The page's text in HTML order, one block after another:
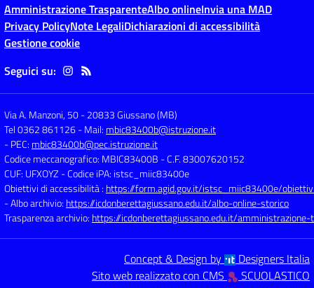
Amministrazione TrasparenteAlbo onlineInvia una MAD
Privacy PolicyNote LegaliDichiarazioni di accessibilità
Gestione cookie
Seguici su:
Via A. Manzoni, 50-20833 Giussano (MB)
Tel 0362 861126- Mail: mbic83400b@istruzione.it
- PEC: mbic83400b@pec.istruzione.it
Codice meccanografico: MBIC83400B - C.F. 83007620152
CUF: UFXOYZ - Codice iPA: istsc_miic83400e
Obiettivi di accessibilità : https://form.agid.gov.it/istsc_miic83400e/
- Albo archivio: https://icdonberettagiussano.edu.it/albo-online-storico
Trasparenza archivio: https://icdonberettagiussano.edu.it/
Concept & Design by
Designers Italia
Sito web realizzato con CMS
SCUOLASTICO